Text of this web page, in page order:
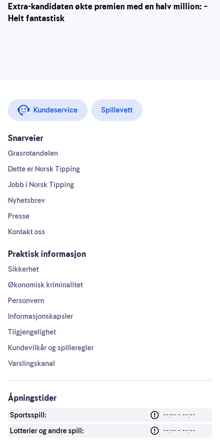
Extra-kandidaten økte premien med en halv million: –
Helt fantastisk
Kundeservice Spillevett
Snarveier
Grasrotandelen
Dette er Norsk Tipping
Jobb i Norsk Tipping
Nyhetsbrev
Presse
Kontakt oss
Praktisk informasjon
Sikkerhet
Økonomisk kriminalitet
Personvern
Informasjonskapsler
Tilgjengelighet
Kundevilkår og spilleregler
Varslingskanal
Åpningstider
Sportsspill:
--:-- - --:--
Lotterier og andre spill:
--:-- - --:--